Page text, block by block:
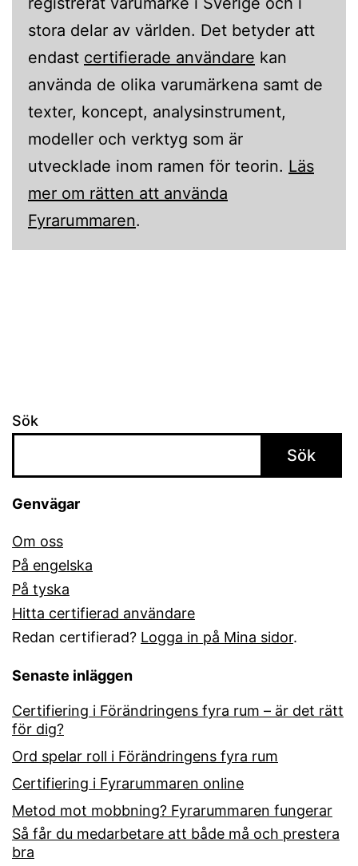
stora delar av världen. Det betyder att
endast certifierade användare kan
använda de olika varumärkena samt de
texter, koncept, analysinstrument,
modeller och verktyg som är
utvecklade inom ramen för teorin. Läs
mer om rätten att använda
Fyrarummaren.
Sök
Sök
Genvägar
Om oss
På engelska
På tyska
Hitta certifierad användare
Redan certifierad? Logga in på Mina sidor.
Senaste inläggen
Certifiering i Förändringens fyra rum – är det rätt
för dig?
Ord spelar roll i Förändringens fyra rum
Certifiering i Fyrarummaren online
Metod mot mobbning? Fyrarummaren fungerar
Så får du medarbetare att både må och prestera
bra